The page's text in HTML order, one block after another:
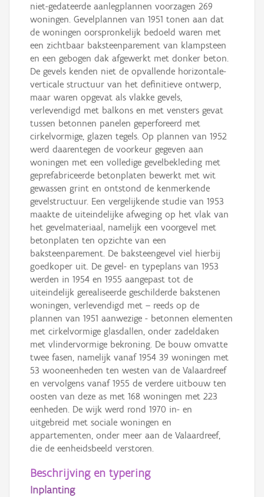
niet-gedateerde aanlegplannen voorzagen 269
woningen. Gevelplannen van 1951 tonen aan dat
de woningen oorspronkelijk bedoeld waren met
een zichtbaar baksteenparement van klampsteen
en een gebogen dak afgewerkt met donker beton.
De gevels kenden niet de opvallende horizontale-
verticale structuur van het definitieve ontwerp,
maar waren opgevat als vlakke gevels,
verlevendigd met balkons en met vensters gevat
tussen betonnen panelen geperforeerd met
cirkelvormige, glazen tegels. Op plannen van 1952
werd daarentegen de voorkeur gegeven aan
woningen met een volledige gevelbekleding met
geprefabriceerde betonplaten bewerkt met wit
gewassen grint en ontstond de kenmerkende
gevelstructuur. Een vergelijkende studie van 1953
maakte de uiteindelijke afweging op het vlak van
het gevelmateriaal, namelijk een voorgevel met
betonplaten ten opzichte van een
baksteenparement. De baksteengevel viel hierbij
goedkoper uit. De gevel- en typeplans van 1953
werden in 1954 en 1955 aangepast tot de
uiteindelijk gerealiseerde geschilderde bakstenen
woningen, verlevendigd met – reeds op de
plannen van 1951 aanwezige - betonnen elementen
met cirkelvormige glasdallen, onder zadeldaken
met vlindervormige bekroning. De bouw omvatte
twee fasen, namelijk vanaf 1954 39 woningen met
53 wooneenheden ten westen van de Valaardreef
en vervolgens vanaf 1955 de verdere uitbouw ten
oosten van deze as met 168 woningen met 223
eenheden. De wijk werd rond 1970 in- en
uitgebreid met sociale woningen en
appartementen, onder meer aan de Valaardreef,
die de eenheidsbeeld verstoren.
Beschrijving en typering
Inplanting